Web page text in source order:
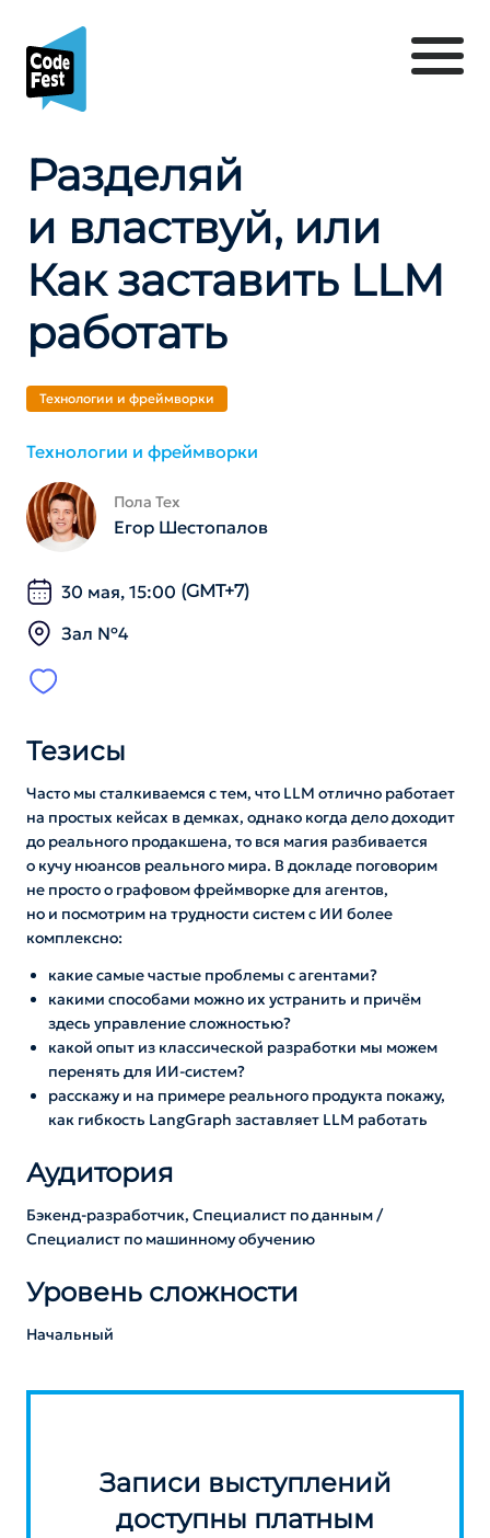
Разделяй
и властвуй, или
Как заставить LLM
работать
Технологии и фреймворки
Технологии и фреймворки
Пола Тех
Егор Шестопалов
30 мая, 15:00 (GMT+7)
Зал №4
Тезисы
Часто мы сталкиваемся с тем, что LLM отлично работает
на простых кейсах в демках, однако когда дело доходит
до реального продакшена, то вся магия разбивается
о кучу нюансов реального мира. В докладе поговорим
не просто о графовом фреймворке для агентов,
но и посмотрим на трудности систем с ИИ более
комплексно:
какие самые частые проблемы с агентами?
какими способами можно их устранить и причём
здесь управление сложностью?
какой опыт из классической разработки мы можем
перенять для ИИ-систем?
расскажу и на примере реального продукта покажу,
как гибкость LangGraph заставляет LLM работать
Аудитория
Бэкенд-разработчик, Специалист по данным /
Специалист по машинному обучению
Уровень сложности
Начальный
Записи выступлений
доступны платным